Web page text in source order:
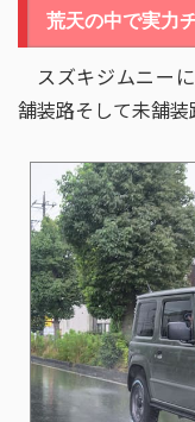
荒天の中で実力
スズキジムニーに
舗装路そして未舗装